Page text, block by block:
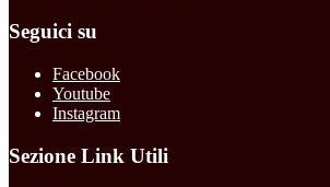
Seguici su
Facebook
Youtube
Instagram
Sezione Link Utili